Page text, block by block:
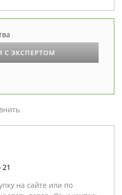
С ЭКСПЕРТОМ
на сайте или по